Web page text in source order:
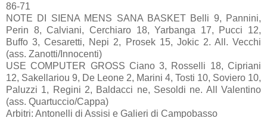
86-71
NOTE DI SIENA MENS SANA BASKET Belli 9, Pannini,
Perin 8, Calviani, Cerchiaro 18, Yarbanga 17, Pucci 12,
Buffo 3, Cesaretti, Nepi 2, Prosek 15, Jokic 2. All. Vecchi
(ass. Zanotti/Innocenti)
USE COMPUTER GROSS Ciano 3, Rosselli 18, Cipriani
12, Sakellariou 9, De Leone 2, Marini 4, Tosti 10, Soviero 10,
Paluzzi 1, Regini 2, Baldacci ne, Sesoldi ne. All Valentino
(ass. Quartuccio/Cappa)
Arbitri: Antonelli di Assisi e Galieri di Campobasso